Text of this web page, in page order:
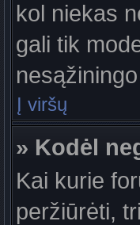
kol niekas
gali tik
Į viršų
» Kodėl
Kai kurie
peržiūrėti,